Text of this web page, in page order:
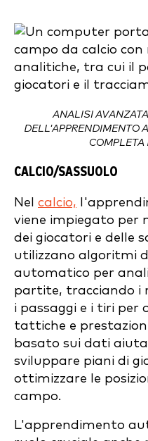
ANALISI
DELL'APPRENDIMENTO
COMPLETA
CALCIO/SASSUOLO
Nel calcio,
viene impiegato per
dei giocatori e delle
utilizzano algoritmi
automatico per
partite, tracciando i
i passaggi e i tiri per
tattiche e
basato sui dati
sviluppare piani di
ottimizzare le
campo.
L'apprendimento